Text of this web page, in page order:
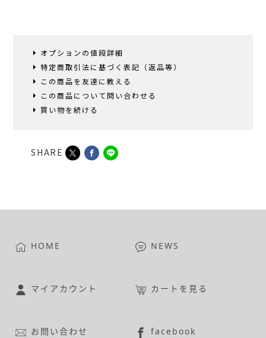
オプションの値段詳細
特定商取引法に基づく表記（返品等）
この商品を友達に教える
この商品について問い合わせる
買い物を続ける
SHARE
HOME NEWS
マイアカウント カートを見る
お問い合わせ facebook